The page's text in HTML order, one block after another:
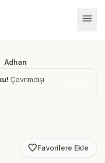
menu
Adhan
Çevrimdışı
favorite_borderFavorilere Ekle